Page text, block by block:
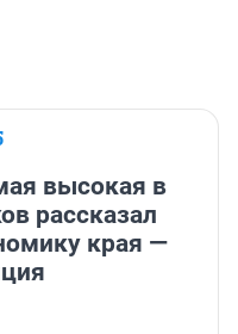
высокая в
рассказал
края —